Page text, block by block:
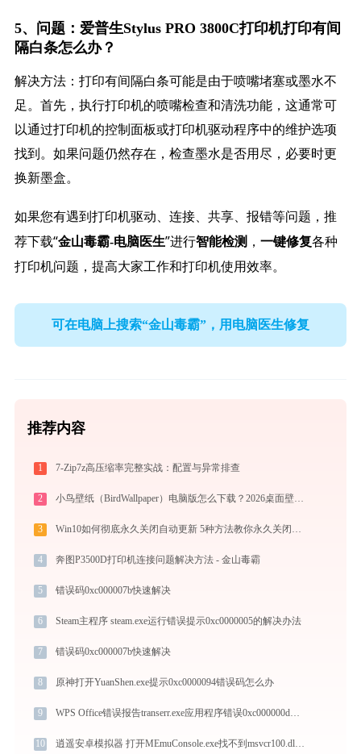
5、问题：爱普生Stylus PRO 3800C打印机打印有间
隔白条怎么办？
解决方法：打印有间隔白条可能是由于喷嘴堵塞或墨水不
足。首先，执行打印机的喷嘴检查和清洗功能，这通常可
以通过打印机的控制面板或打印机驱动程序中的维护选项
找到。如果问题仍然存在，检查墨水是否用尽，必要时更
换新墨盒。
如果您有遇到打印机驱动、连接、共享、报错等问题，推
荐下载“金山毒霸-电脑医生”进行智能检测， 一键修复各种
打印机问题，提高大家工作和打印机使用效率。
可在电脑上搜索“金山毒霸”，用电脑医生修复
推荐内容
1 7-Zip7z高压缩率完整实战：配置与异常排查
2 小鸟壁纸（BirdWallpaper）电脑版怎么下载？2026桌面壁纸美化神器指南
3 Win10如何彻底永久关闭自动更新 5种方法教你永久关闭win10自动更新
4 奔图P3500D打印机连接问题解决方法 - 金山毒霸
5 错误码0xc000007b快速解决
6 Steam主程序 steam.exe运行错误提示0xc0000005的解决办法
7 错误码0xc000007b快速解决
8 原神打开YuanShen.exe提示0xc0000094错误码怎么办
9 WPS Office错误报告transerr.exe应用程序错误0xc000000d解决方法
10 逍遥安卓模拟器 打开MEmuConsole.exe找不到msvcr100.dll怎么办